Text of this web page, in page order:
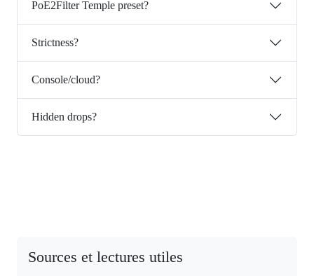
PoE2Filter Temple preset?
Strictness?
Console/cloud?
Hidden drops?
Sources et lectures utiles